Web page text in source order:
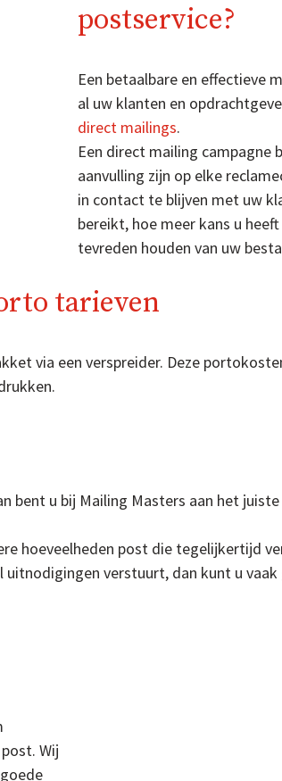
postservice?
Een betaalbare en effectieve
al uw klanten en
direct mailings.
Een direct mailing campagne
aanvulling zijn op elke
in contact te blijven met uw
bereikt, hoe meer kans u
tevreden houden van uw
tarieven
via een verspreider. Deze
u bij Mailing Masters aan het
hoeveelheden post die tegelijkertijd
verstuurt, dan kunt u vaak
Wij